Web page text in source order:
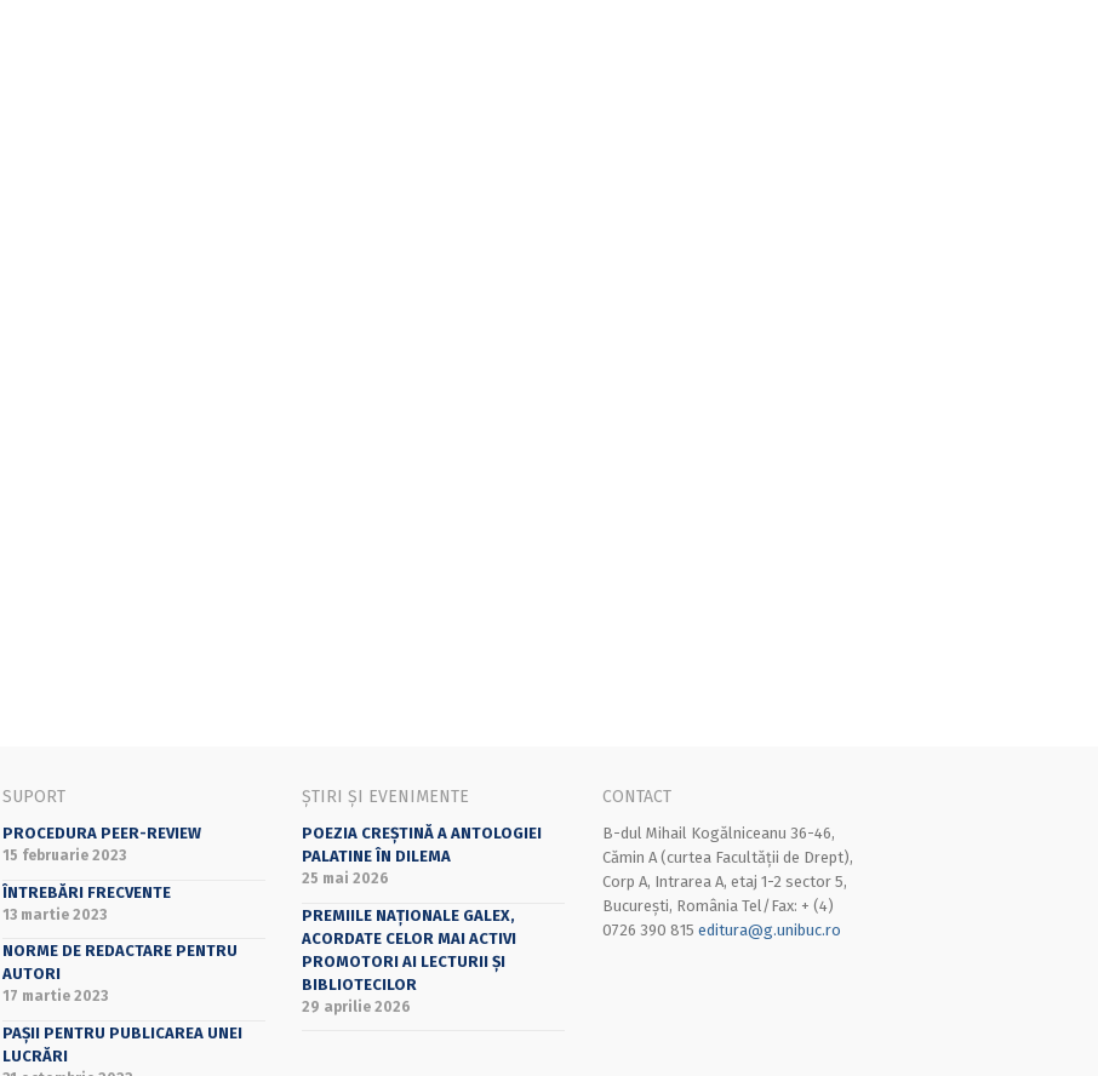
SUPORT
PROCEDURA PEER-REVIEW
15 februarie 2023
ÎNTREBĂRI FRECVENTE
13 martie 2023
NORME DE REDACTARE PENTRU
AUTORI
17 martie 2023
PAȘII PENTRU PUBLICAREA UNEI
LUCRĂRI
ȘTIRI ȘI EVENIMENTE
POEZIA CREȘTINĂ A ANTOLOGIEI
PALATINE ÎN DILEMA
25 mai 2026
PREMIILE NAȚIONALE GALEX,
ACORDATE CELOR MAI ACTIVI
PROMOTORI AI LECTURII ȘI
BIBLIOTECILOR
29 aprilie 2026
CONTACT
B-dul Mihail Kogălniceanu 36-46,
Cămin A (curtea Facultății de Drept),
Corp A, Intrarea A, etaj 1-2 sector 5,
București, România Tel/Fax: + (4)
0726 390 815 editura@g.unibuc.ro